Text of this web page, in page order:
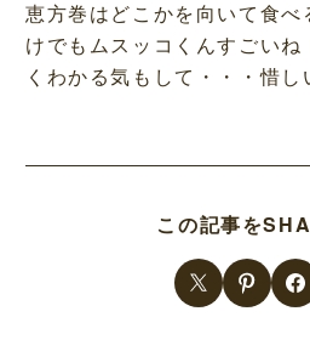
恵方巻はどこかを向いて食
けでもムスッコくんすごい
くわかる気もして・・・惜し
この記事を